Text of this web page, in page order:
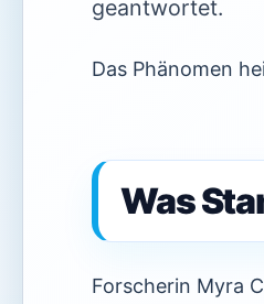
geantwortet.
Das Phänomen
Was
Forscherin Myra